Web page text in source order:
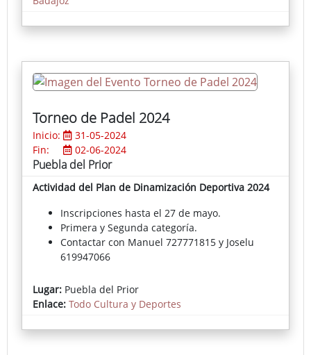
ofreciendo una excelente oportunidad para
los futuros profesionales del sector.
Torneo de Padel 2024
Inicio:
31-05-2024
Fin:
02-06-2024
Puebla del Prior
Actividad del Plan de Dinamización Deportiva 2024
Inscripciones hasta el 27 de mayo.
Primera y Segunda categoría.
Contactar con Manuel 727771815 y Joselu
619947066
Lugar: Puebla del Prior
Enlace: Todo Cultura y Deportes